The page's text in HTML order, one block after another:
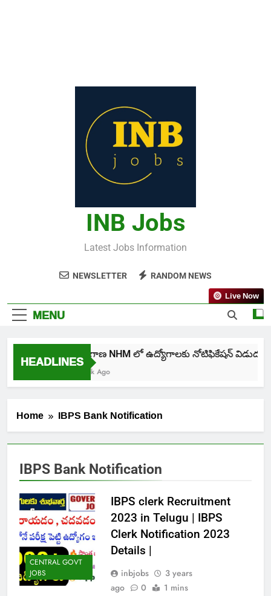
INB Jobs
Latest Jobs Information
NEWSLETTER RANDOM NEWS
MENU
Live Now
HEADLINESతెలంగాణ NHM లో ఉద్యోగాలకు నోటిఫికేషన్ విడుదల
1 Week Ago
Home IBPS Bank Notification
IBPS Bank Notification
CENTRAL GOVT
JOBS
IBPS clerk Recruitment
2023 in Telugu | IBPS
Clerk Notification 2023
Details |
inbjobs
3 years
ago
0 1 mins